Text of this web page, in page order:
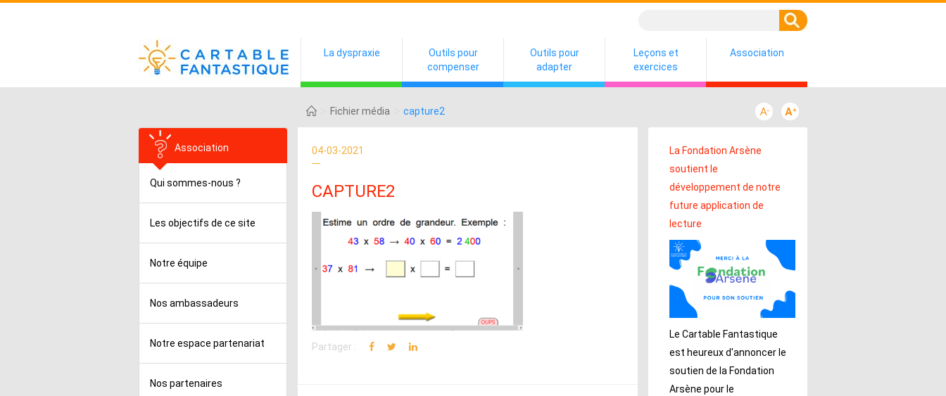
La dyspraxie
Outils pour
compenser
Outils pour
adapter
Leçons et
exercices
Association
Fichier média capture2
Association
Qui sommes-nous ?
Les objectifs de ce site
Notre équipe
Nos ambassadeurs
Notre espace partenariat
Nos partenaires
04-03-2021
CAPTURE2
Partager :
La Fondation Arsène
soutient le
développement de notre
future application de
lecture
Le Cartable Fantastique
est heureux d'annoncer le
soutien de la Fondation
Arsène pour le